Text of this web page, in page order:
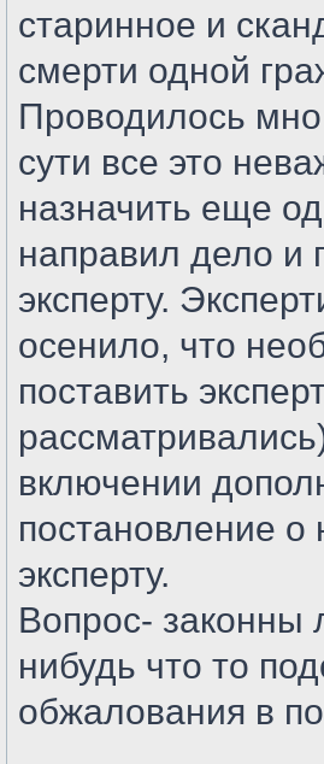
старинное и
смерти одной
Проводилось
сути все это
назначить еще
направил дело и
эксперту.
осенило, что
поставить
включении
постановление
эксперту.
Вопрос- законны
нибудь что то
обжалования в